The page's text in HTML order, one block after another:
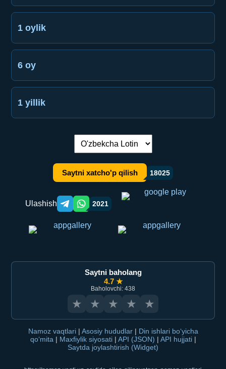
1 oylik
6 oy
1 yillik
Tilni almashtirish:
Saytni xatcho'p qilish 18025
Ulashish Telegram orqali ulashish
WhatsApp orqali ulashish
2021
Saytni baholang
4.7 ★
Baholovchi: 438
★ ★ ★ ★ ★
Namoz vaqtlari | Asosiy hududlar | Din ishlari bo‘yicha
qo‘mita | Maxfiylik siyosati | API (JSON) | API hujjati |
Saytda joylashtirish (Widget)